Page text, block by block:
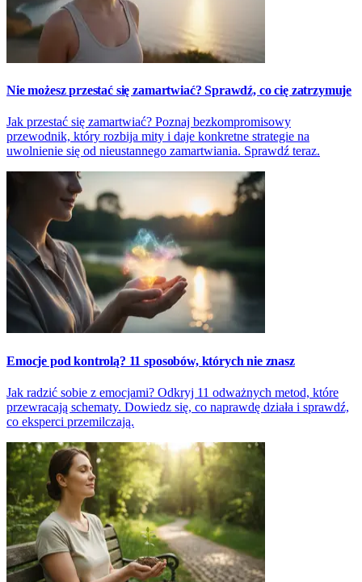
Nie możesz przestać się zamartwiać? Sprawdź, co cię zatrzymuje
Jak przestać się zamartwiać? Poznaj bezkompromisowy
przewodnik, który rozbija mity i daje konkretne strategie na
uwolnienie się od nieustannego zamartwiania. Sprawdź teraz.
Emocje pod kontrolą? 11 sposobów, których nie znasz
Jak radzić sobie z emocjami? Odkryj 11 odważnych metod, które
przewracają schematy. Dowiedz się, co naprawdę działa i sprawdź,
co eksperci przemilczają.